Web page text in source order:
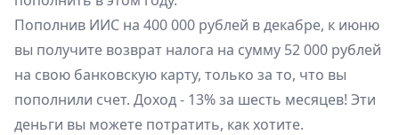
Пополнив ИИС на 400 000 рублей в декабре, к июню
вы получите возврат налога на сумму 52 000 рублей
на свою банковскую карту, только за то, что вы
пополнили счет. Доход - 13% за шесть месяцев! Эти
деньги вы можете потратить, как хотите.